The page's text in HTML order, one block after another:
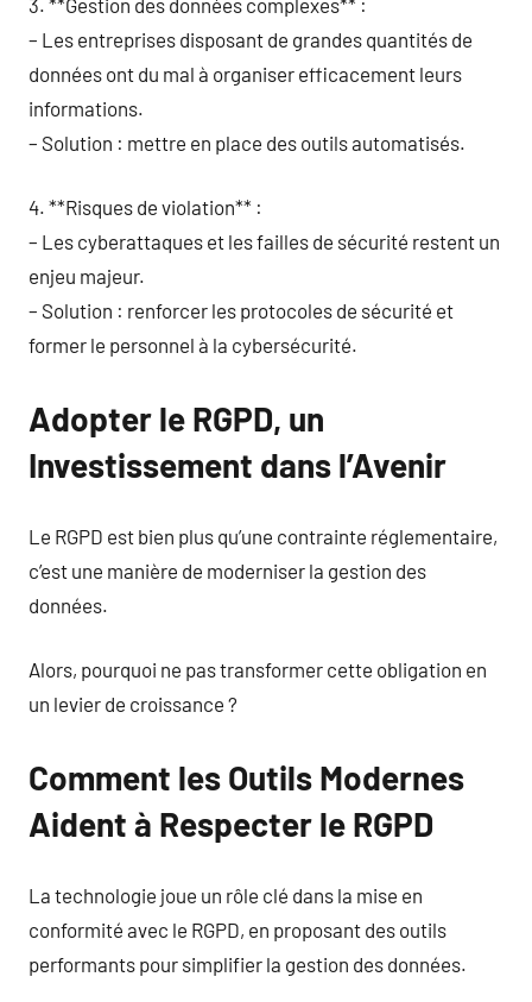
– Les entreprises disposant de grandes quantités de
données ont du mal à organiser efficacement leurs
informations.
– Solution : mettre en place des outils automatisés.
4. **Risques de violation** :
– Les cyberattaques et les failles de sécurité restent un
enjeu majeur.
– Solution : renforcer les protocoles de sécurité et
former le personnel à la cybersécurité.
Adopter le RGPD, un
Investissement dans l’Avenir
Le RGPD est bien plus qu’une contrainte réglementaire,
c’est une manière de moderniser la gestion des
données.
Alors, pourquoi ne pas transformer cette obligation en
un levier de croissance ?
Comment les Outils Modernes
Aident à Respecter le RGPD
La technologie joue un rôle clé dans la mise en
conformité avec le RGPD, en proposant des outils
performants pour simplifier la gestion des données.